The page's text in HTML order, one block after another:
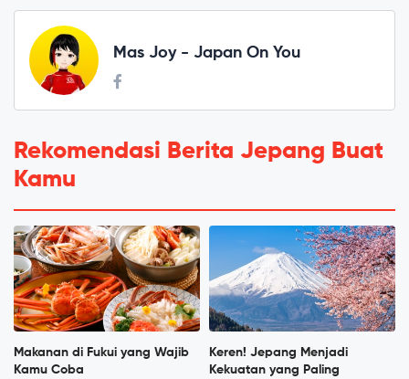
Mas Joy - Japan On You
Rekomendasi Berita Jepang Buat
Kamu
Makanan di Fukui yang Wajib
Kamu Coba
Keren! Jepang Menjadi
Kekuatan yang Paling